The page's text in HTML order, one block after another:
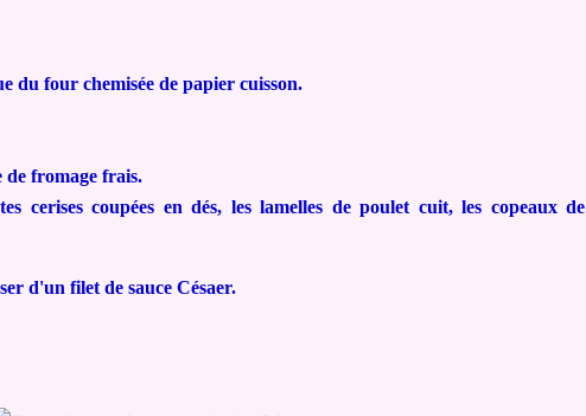
du four chemisée de papier cuisson.
de fromage frais.
cerises coupées en dés, les lamelles de poulet cuit, les copeaux de
d'un filet de sauce Césaer.